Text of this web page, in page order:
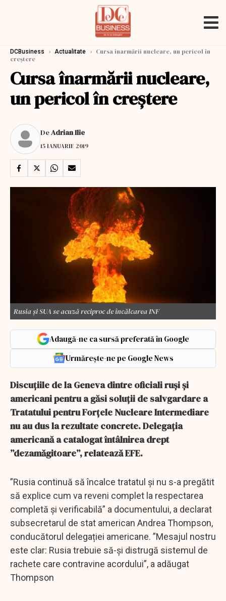
DCBusiness › Actualitate › Cursa înarmării nucleare, un pericol în
creștere
Cursa înarmării nucleare,
un pericol în creștere
DeAdrian Ilie
15 IANUARIE 2019
Rusia și SUA se acuză reciproc de încălcarea INF
Adaugă-ne ca sursă preferată în Google
Urmărește-ne pe Google News
Discuțiile de la Geneva dintre oficiali ruși și
americani pentru a găsi soluții de salvgardare a
Tratatului pentru Forțele Nucleare Intermediare
nu au dus la rezultate concrete. Delegația
americană a catalogat întâlnirea drept
”dezamăgitoare”, relatează EFE.
”Rusia continuă să încalce tratatul şi nu s-a pregătit
să explice cum va reveni complet la respectarea
completă şi verificabilă” a documentului, a declarat
subsecretarul de stat american Andrea Thompson,
conducătorul delegației americane. ”Mesajul nostru
este clar: Rusia trebuie să-şi distrugă sistemul de
rachete care contravine acordului”, a adăugat
Thompson